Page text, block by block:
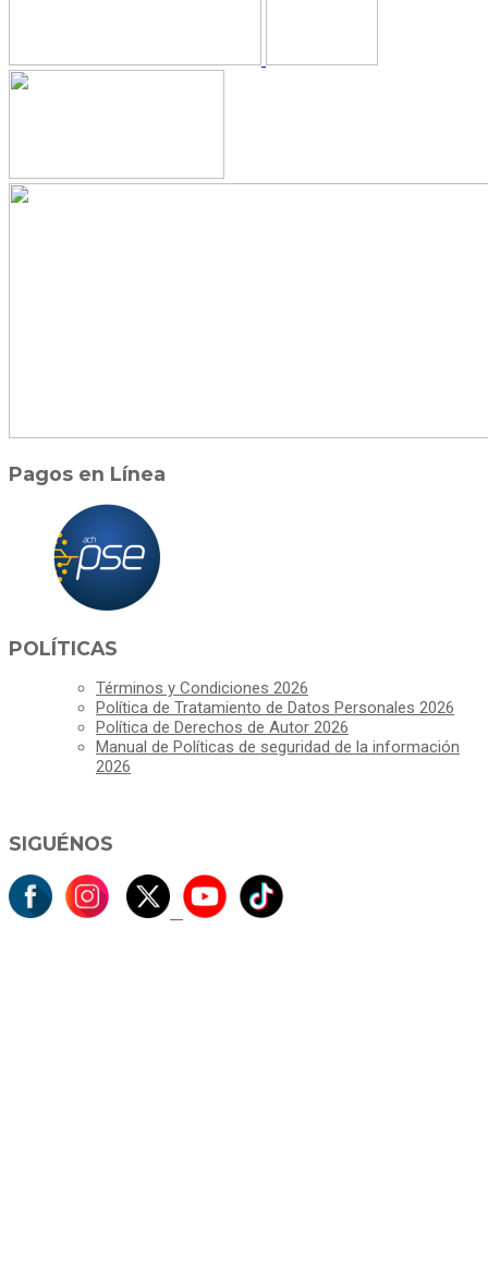
Pagos en Línea
POLÍTICAS
Términos y Condiciones 2026
Política de Tratamiento de Datos Personales 2026
Política de Derechos de Autor 2026
Manual de Políticas de seguridad de la información
2026
SIGUÉNOS